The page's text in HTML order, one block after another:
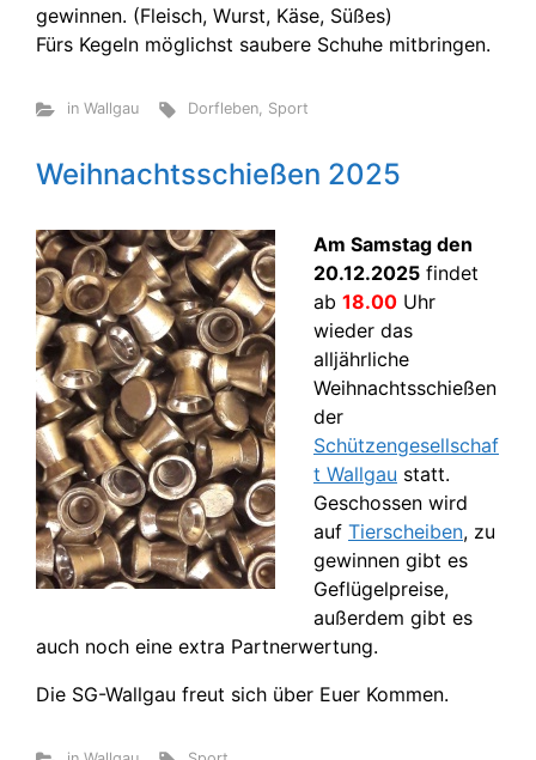
gewinnen. (Fleisch, Wurst, Käse, Süßes)
Fürs Kegeln möglichst saubere Schuhe mitbringen.
in Wallgau Dorfleben, Sport
Weihnachtsschießen 2025
Am Samstag den
20.12.2025 findet
ab 18.00 Uhr
wieder das
alljährliche
Weihnachtsschießen
der
Schützengesellschaf
t Wallgau statt.
Geschossen wird
auf Tierscheiben, zu
gewinnen gibt es
Geflügelpreise,
außerdem gibt es
auch noch eine extra Partnerwertung.
Die SG-Wallgau freut sich über Euer Kommen.